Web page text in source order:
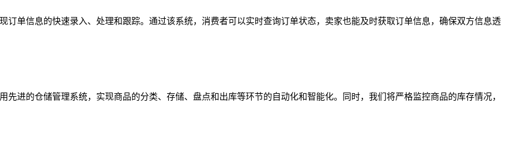
订单信息的快速录入、处理和跟踪。通过该系统，消费者可以实时查询订单状态，卖家也能及时获取订单信息，确保双方信息透
进的仓储管理系统，实现商品的分类、存储、盘点和出库等环节的自动化和智能化。同时，我们将严格监控商品的库存情况，